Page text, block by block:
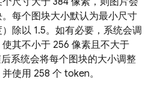
每个图块大小默认为最小尺寸
）除以 1.5。如有必要，系统会调
其不小于 256 像素且不大于
系统会将每个图块的大小调整
使用 258 个 token。